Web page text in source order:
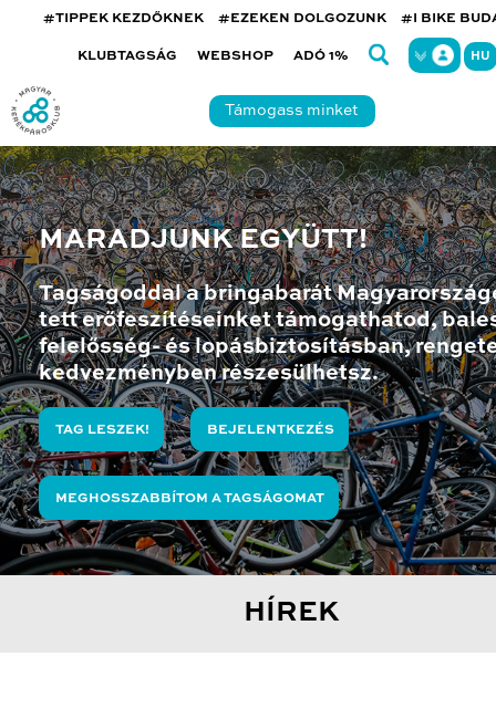
#TIPPEK KEZDŐKNEK #EZEKEN DOLGOZUNK #I BIKE
KLUBTAGSÁG WEBSHOP ADÓ 1% HU
Támogass minket
MARADJUNK EGYÜTT!
Tagságoddal a bringabarát
tett erőfeszítéseinket támogathatod,
felelősség- és lopásbiztosításban,
kedvezményben részesülhetsz.
TAG LESZEK! BEJELENTKEZÉS
MEGHOSSZABBÍTOM A TAGSÁGOMAT
HÍREK